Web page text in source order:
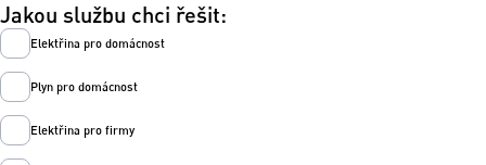
Jakou službu chci řešit:
Elektřina pro domácnost
Plyn pro domácnost
Elektřina pro firmy